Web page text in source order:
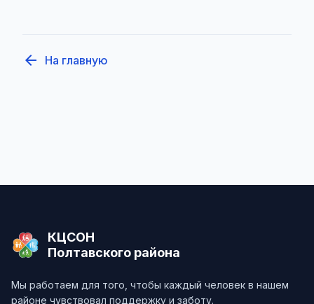
arrow_back На главную
КЦСОН
Полтавского района
Мы работаем для того, чтобы каждый человек в нашем
районе чувствовал поддержку и заботу.